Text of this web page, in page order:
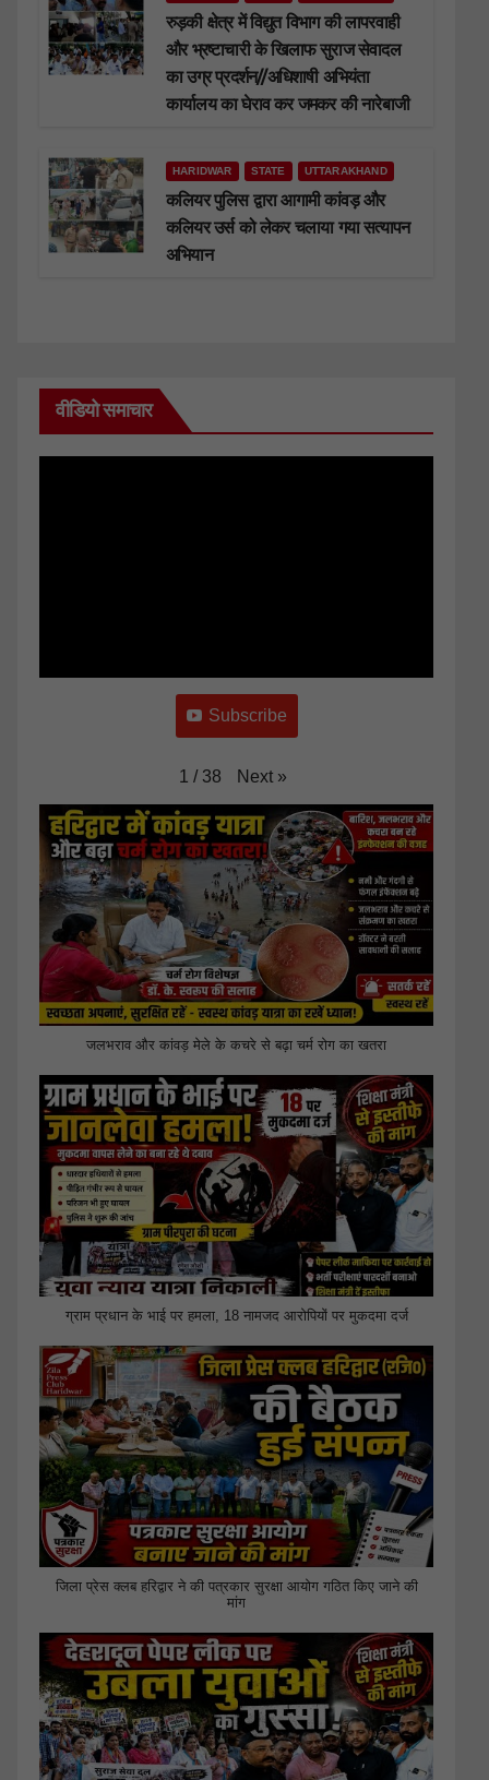
रुड़की क्षेत्र में विद्युत विभाग की लापरवाही
और भ्रष्टाचारी के खिलाफ सुराज सेवादल
का उग्र प्रदर्शन//अधिशाषी अभियंता
कार्यालय का घेराव कर जमकर की नारेबाजी
HARIDWAR STATE UTTARAKHAND
कलियर पुलिस द्वारा आगामी कांवड़ और
कलियर उर्स को लेकर चलाया गया सत्यापन
अभियान
वीडियो समाचार
Subscribe
1 / 38 Next »
जलभराव और कांवड़ मेले के कचरे से बढ़ा चर्म रोग का खतरा
ग्राम प्रधान के भाई पर हमला, 18 नामजद आरोपियों पर मुकदमा दर्ज
जिला प्रेस क्लब हरिद्वार ने की पत्रकार सुरक्षा आयोग गठित किए जाने की
मांग